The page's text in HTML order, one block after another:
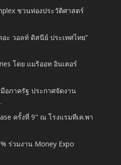
ชวนท่องประวัติศาสตร์
อะ วอลท์ ดิสนีย์ ประเทศไทย”
โดย แมริออท อินเตอร์
อภาครัฐ ประกาศจัดงาน
ครั้งที่ 9" ณ โรงแรมทีเค.พา
ร่วมงาน Money Expo